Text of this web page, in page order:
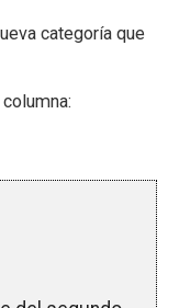
categoría que